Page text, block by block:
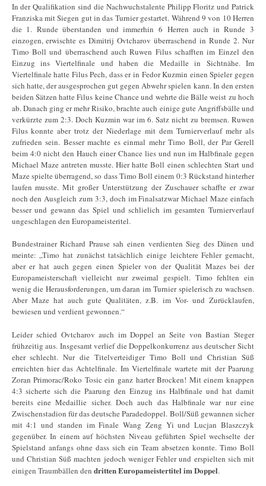
In der Qualifikation sind die Nachwuchstalente Philipp Floritz und Patrick
Franziska mit Siegen gut in das Turnier gestartet. Während 9 von 10 Herren
die 1. Runde überstanden und immerhin 6 Herren auch in Runde 3
einzogen, erwischte es Dimitrij Ovtcharov überraschend in Runde 2. Nur
Timo Boll und überraschend auch Ruwen Filus schafften im Einzel den
Einzug ins Viertelfinale und haben die Medaille in Sichtnähe. Im
Viertelfinale hatte Filus Pech, dass er in Fedor Kuzmin einen Spieler gegen
sich hatte, der ausgesprochen gut gegen Abwehr spielen kann. In den ersten
beiden Sätzen hatte Filus keine Chance und wehrte die Bälle weist zu hoch
ab. Danach ging er mehr Risiko, brachte auch einige gute Angriffsbälle und
verkürzte zum 2:3. Doch Kuzmin war im 6. Satz nicht zu bremsen. Ruwen
Filus konnte aber trotz der Niederlage mit dem Turnierverlauf mehr als
zufrieden sein. Besser machte es einmal mehr Timo Boll, der Par Gerell
beim 4:0 nicht den Hauch einer Chance lies und nun im Halbfinale gegen
Michael Maze antreten musste. Hier hatte Boll einen schlechten Start und
Maze spielte überragend, so dass Timo Boll einem 0:3 Rückstand hinterher
laufen musste. Mit großer Unterstützung der Zuschauer schaffte er zwar
noch den Ausgleich zum 3:3, doch im Finalsatzwar Michael Maze einfach
besser und gewann das Spiel und schlielich im gesamten Turnierverlauf
ungeschlagen den Europameisteritel.
Bundestrainer Richard Prause sah einen verdienten Sieg des Dänen und
meinte: „Timo hat zunächst tatsächlich einige leichtere Fehler gemacht,
aber er hat auch gegen einen Spieler von der Qualität Mazes bei der
Europameisterschaft vielleicht nur zweimal gespielt. Timo fehlten ein
wenig die Herausforderungen, um daran im Turnier spielerisch zu wachsen.
Aber Maze hat auch gute Qualitäten, z.B. im Vor- und Zurücklaufen,
bewiesen und verdient gewonnen.“
Leider schied Ovtcharov auch im Doppel an Seite von Bastian Steger
frühzeitig aus. Insgesamt verlief die Doppelkonkurrenz aus deutscher Sicht
eher schlecht. Nur die Titelverteidiger Timo Boll und Christian Süß
erreichten hier das Achtelfinale. Im Viertelfinale wartete mit der Paarung
Zoran Primorac/Roko Tosic ein ganz harter Brocken! Mit einem knappen
4:3 sicherte sich die Paarung den Einzug ins Halbfinale und hat damit
bereits eine Medaillie sicher. Doch auch das Halbfinale war nur eine
Zwischenstadion für das deutsche Paradedoppel. Boll/Süß gewannen sicher
mit 4:1 und standen im Finale Wang Zeng Yi und Lucjan Blaszczyk
gegenüber. In einem auf höchsten Niveau geführten Spiel wechselte der
Spielstand anfangs ohne dass sich ein Team absetzen konnte. Timo Boll
und Christian Süß machten jedoch weniger Fehler und erspielten sich mit
einigen Traumbällen den dritten Europameistertitel im Doppel.